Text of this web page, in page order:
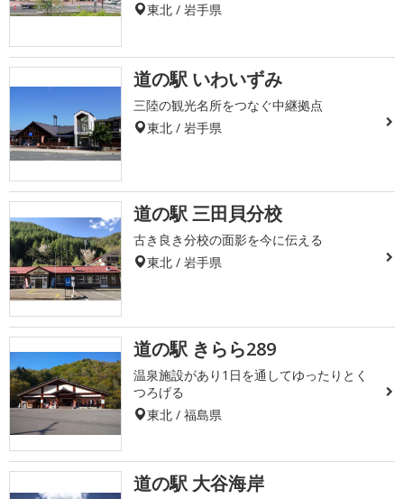
東北 / 岩手県
道の駅 いわいずみ
三陸の観光名所をつなぐ中継拠点
東北 / 岩手県
道の駅 三田貝分校
古き良き分校の面影を今に伝える
東北 / 岩手県
道の駅 きらら289
温泉施設があり1日を通してゆったりとく
つろげる
東北 / 福島県
道の駅 大谷海岸